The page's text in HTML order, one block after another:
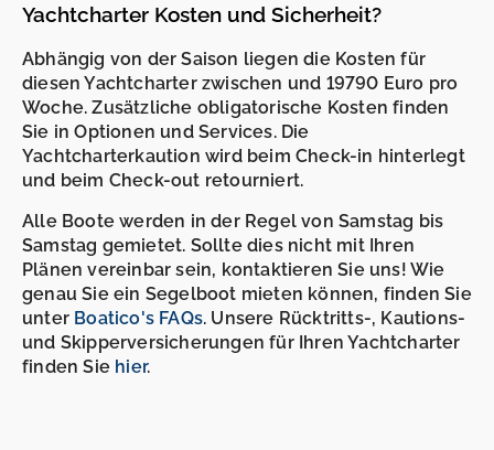
Yachtcharter Kosten und Sicherheit?
Abhängig von der Saison liegen die Kosten für
diesen Yachtcharter zwischen und 19790 Euro pro
Woche. Zusätzliche obligatorische Kosten finden
Sie in Optionen und Services. Die
Yachtcharterkaution wird beim Check-in hinterlegt
und beim Check-out retourniert.
Alle Boote werden in der Regel von Samstag bis
Samstag gemietet. Sollte dies nicht mit Ihren
Plänen vereinbar sein, kontaktieren Sie uns! Wie
genau Sie ein Segelboot mieten können, finden Sie
unter Boatico's FAQs. Unsere Rücktritts-, Kautions-
und Skipperversicherungen für Ihren Yachtcharter
finden Sie hier.